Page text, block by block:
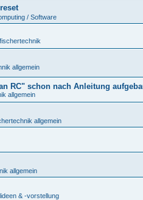
/ Software
allgemein
RC" schon nach Anleitung
allgemein
allgemein
allgemein
& -vorstellung